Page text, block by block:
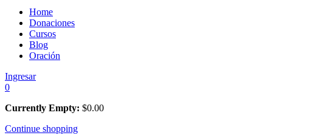
Home
Donaciones
Cursos
Blog
Oración
Ingresar
0
Currently Empty: $0.00
Continue shopping